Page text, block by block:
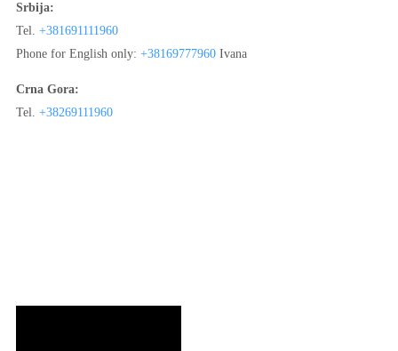
Srbija:
Tel. +381691111960
Phone for English only: +38169777960 Ivana
Crna Gora:
Tel. +38269111960